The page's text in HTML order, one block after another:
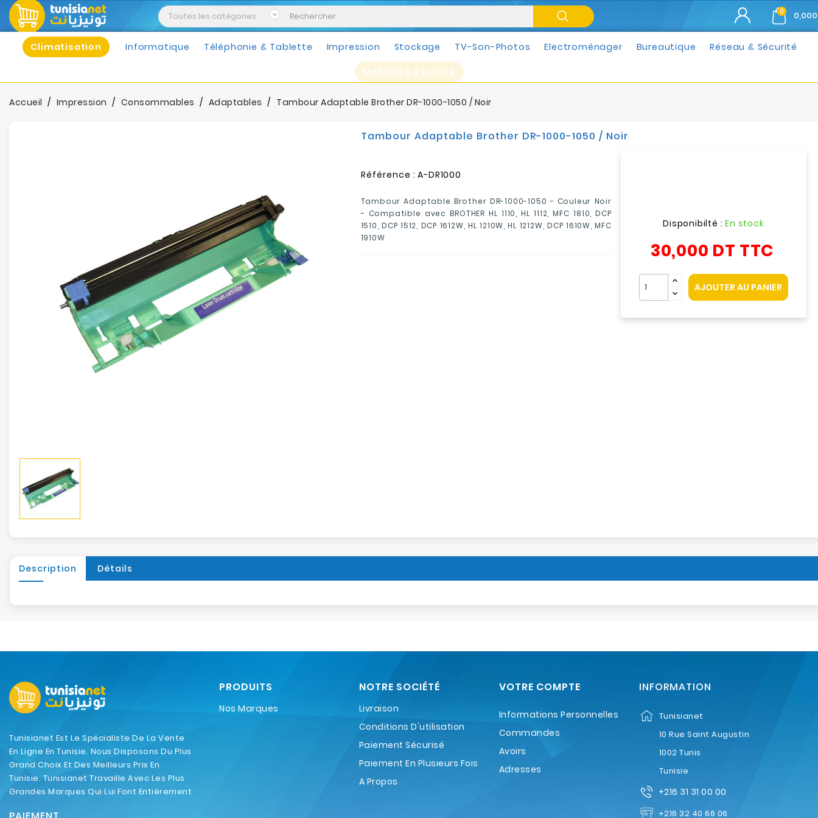
0
Climatisation Informatique Téléphonie & Tablette Impression Stockage TV-Son-Photos Electroménager Bureautique Réseau & Sécurité
Mobilités & Loisirs
Accueil Impression Consommables Adaptables Tambour Adaptable Brother DR-1000-1050 / Noir
Tambour Adaptable Brother DR-1000-1050 / Noir
Référence : A-DR1000
Tambour Adaptable Brother DR-1000-1050 - Couleur Noir
- Compatible avec BROTHER HL 1110, HL 1112, MFC 1810, DCP
1510, DCP 1512, DCP 1612W, HL 1210W, HL 1212W, DCP 1610W, MFC
1910W
Disponibilté :En stock
30,000 DT TTC
AJOUTER AU PANIER
Description Détails
Tunisianet Est Le Spécialiste De La Vente
En Ligne En Tunisie. Nous Disposons Du Plus
Grand Choix Et Des Meilleurs Prix En
Tunisie. Tunisianet Travaille Avec Les Plus
Grandes Marques Qui Lui Font Entièrement
PRODUITS
Nos Marques
NOTRE SOCIÉTÉ
Livraison
Conditions D'utilisation
Paiement Sécurisé
Paiement En Plusieurs Fois
A Propos
VOTRE COMPTE
Informations Personnelles
Commandes
Avoirs
Adresses
INFORMATION
Tunisianet
10 Rue Saint Augustin
1002 Tunis
Tunisie
+216 31 31 00 00
+216 32 40 66 06